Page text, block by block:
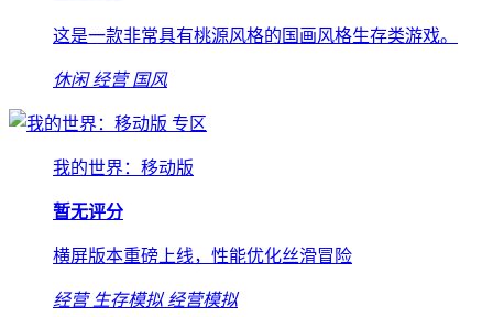
这是一款非常具有桃源风格的国画风格生存类游戏。
休闲 经营 国风
专区
我的世界：移动版
暂无评分
横屏版本重磅上线，性能优化丝滑冒险
经营 生存模拟 经营模拟